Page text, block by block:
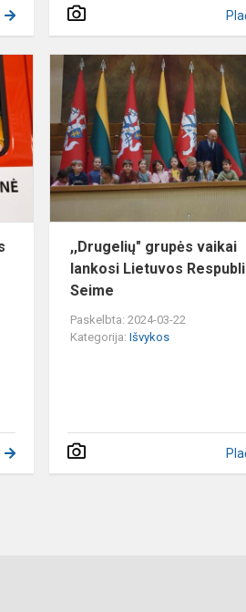
,,Voveriukų"
grupė
lankosi
pas
gaisrininkus
,,Drugelių" grupės vaikai
lankosi Lietuvos
Seime
Paskelbta: 2024-03-22
Kategorija:Išvykos